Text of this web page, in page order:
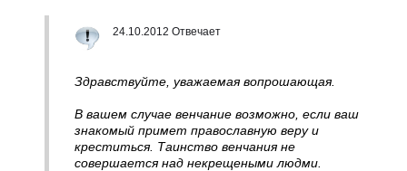
24.10.2012 Отвечает
Здравствуйте, уважаемая вопрошающая.
В вашем случае венчание возможно, если ваш
знакомый примет православную веру и
креститься. Таинство венчания не
совершается над некрещеными людми.